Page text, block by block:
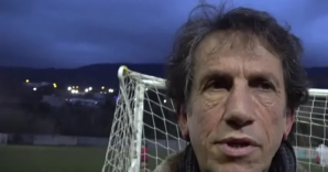
Attualità
Economia e lavoro
Italia Mondo